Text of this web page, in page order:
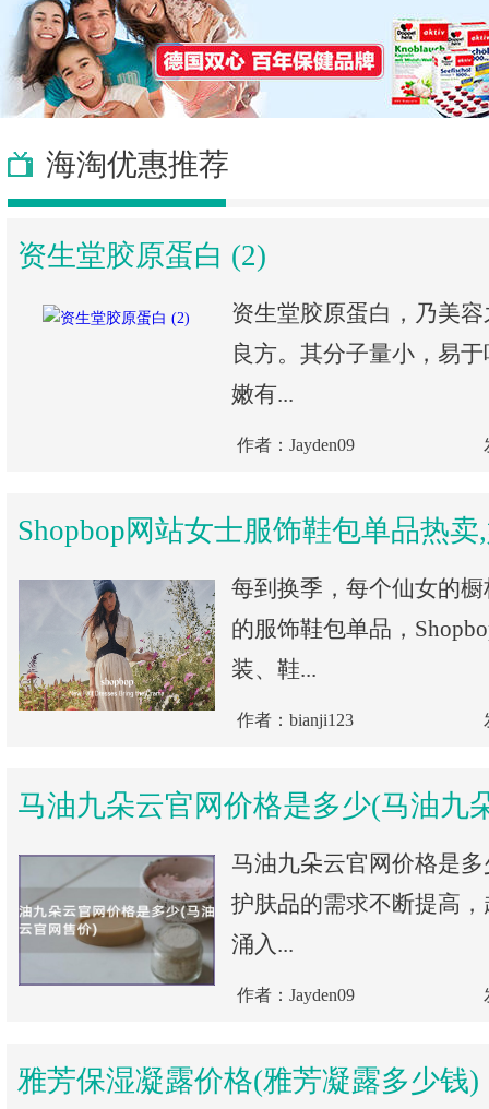
海淘优惠推荐
资生堂胶原蛋白 (2)
资生堂胶原蛋白，乃美
良方。其分子量小，易
嫩有...
作者：Jayden09
Shopbop网站女士服饰鞋包单品热
每到换季，每个仙女的
的服饰鞋包单品，
装、鞋...
作者：bianji123
马油九朵云官网价格是多少(马油九
马油九朵云官网价格是
护肤品的需求不断提高
涌入...
作者：Jayden09
雅芳保湿凝露价格(雅芳凝露多少钱)